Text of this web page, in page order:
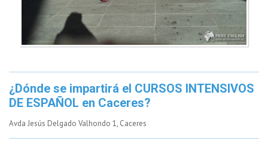
¿Dónde se impartirá el CURSOS INTENSIVOS
DE ESPAÑOL en Caceres?
Avda Jesús Delgado Valhondo 1, Caceres